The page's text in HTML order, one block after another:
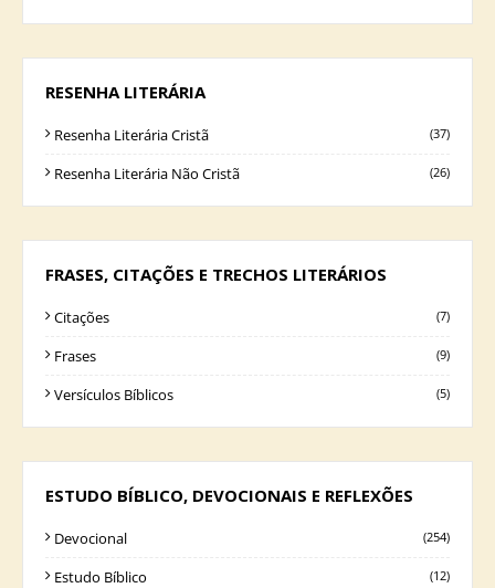
RESENHA LITERÁRIA
Resenha Literária Cristã (37)
Resenha Literária Não Cristã (26)
FRASES, CITAÇÕES E TRECHOS LITERÁRIOS
Citações (7)
Frases (9)
Versículos Bíblicos (5)
ESTUDO BÍBLICO, DEVOCIONAIS E REFLEXÕES
Devocional (254)
Estudo Bíblico (12)